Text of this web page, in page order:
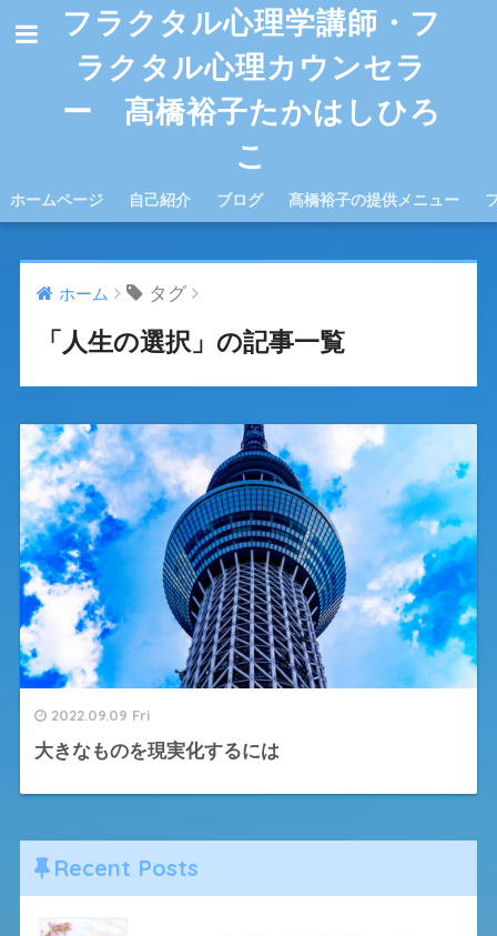
フラクタル心理学講師・フ
ラクタル心理カウンセラ
ー 髙橋裕子たかはしひろ
こ
ホームページ 自己紹介 ブログ 髙橋裕子の提供メニュー
ホーム タグ
「人生の選択」の記事一覧
2022.09.09 Fri
大きなものを現実化するには
Recent Posts